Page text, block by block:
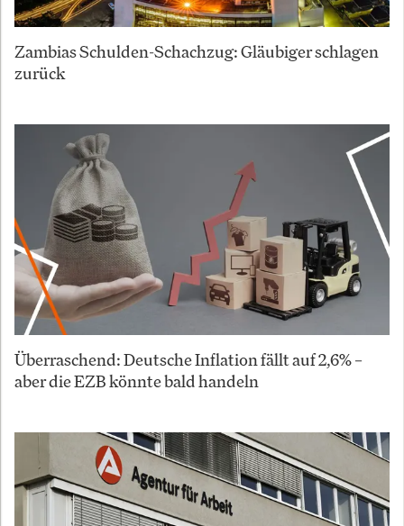
Zambias Schulden-Schachzug: Gläubiger schlagen
zurück
Überraschend: Deutsche Inflation fällt auf 2,6% –
aber die EZB könnte bald handeln